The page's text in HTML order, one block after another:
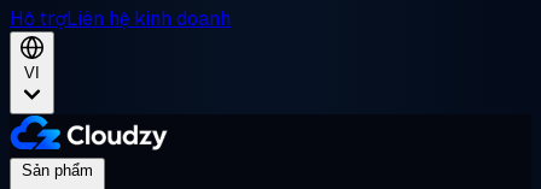
Hỗ trợLiên hệ kinh doanh
VI